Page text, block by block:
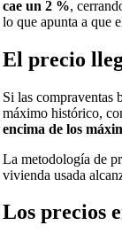
cae un 2 %,
lo que apunta a que
El precio
Si las compraventas
máximo histórico,
encima de los
La metodología de
vivienda usada
Los precios